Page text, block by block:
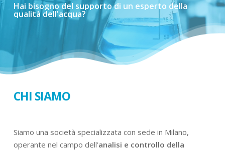
Hai bisognodel supportodi un esperto della
qualitàdell'acqua?
CHI SIAMO
Siamo una società specializzata con sede in Milano,
operante nel campo dell’analisi e controllo della